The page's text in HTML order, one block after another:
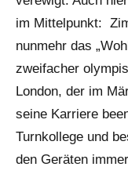
im Mittelpunkt:
nunmehr das
zweifacher
London, der im
seine Karriere
Turnkollege und
den Geräten